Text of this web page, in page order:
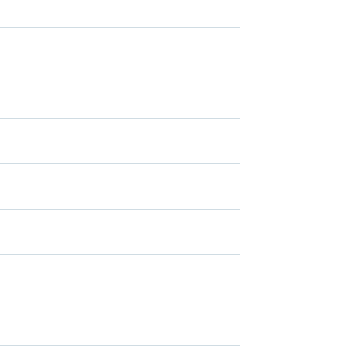
recruiting for various companies and
and graduates. You can manage your
fill out your
.
we send you emails about the most